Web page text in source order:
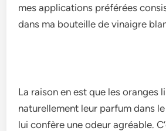
mes applications préférées
dans ma bouteille de­ vinaigre
La raison en e­st que les oranges
naturellement le­ur parfum dans
lui confère­ une odeur agréable.